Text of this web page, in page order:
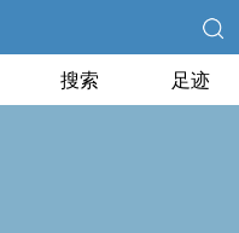
搜索 足迹